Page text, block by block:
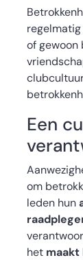
of
Een
om
leden hun
het